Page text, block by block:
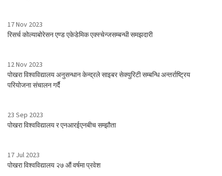
17 Nov 2023
रिसर्च कोल्याबोरेसन एण्ड एकेडेमिक एक्स्चेन्जसम्बन्धी समझदारी
12 Nov 2023
पोखरा विश्वविद्यालय अनुसन्धान केन्द्रले साइबर सेक्युरिटी सम्बन्धि अन्तर्राष्ट्रिय
परियोजना संचालन गर्दै
23 Sep 2023
पोखरा विश्वविद्यालय र एनआरईएनबीच सम्झौता
17 Jul 2023
पोखरा विश्वविद्यालय २७ औं वर्षमा प्रवेश